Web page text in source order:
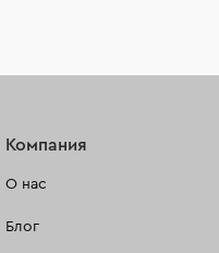
Компания
О нас
Блог